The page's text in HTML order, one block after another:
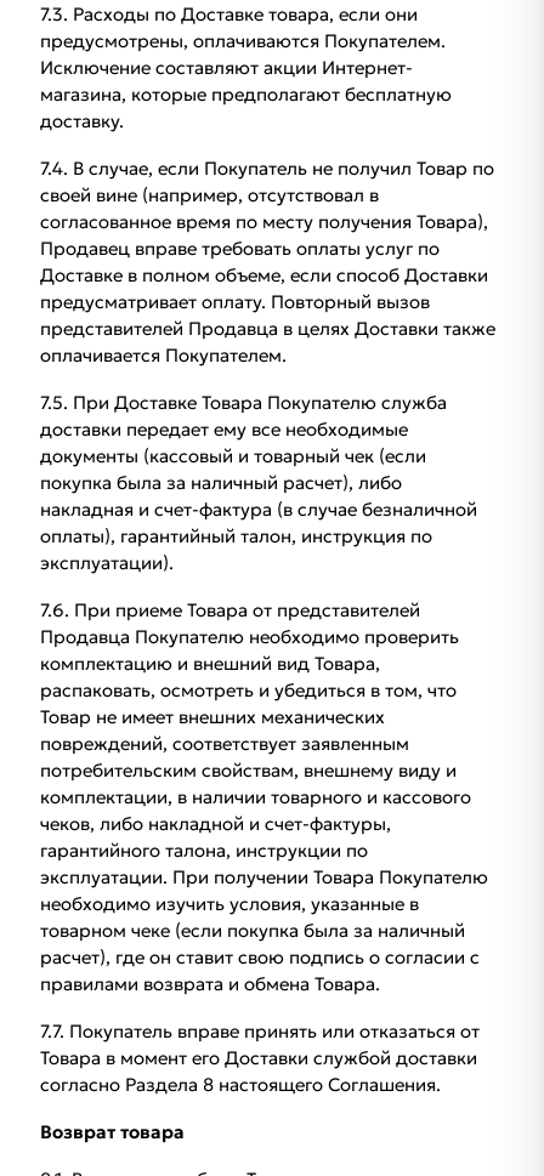
7.3. Расходы по Доставке товара, если они
предусмотрены, оплачиваются Покупателем.
Исключение составляют акции Интернет-
магазина, которые предполагают бесплатную
доставку.
7.4. В случае, если Покупатель не получил Товар по
своей вине (например, отсутствовал в
согласованное время по месту получения Товара),
Продавец вправе требовать оплаты услуг по
Доставке в полном объеме, если способ Доставки
предусматривает оплату. Повторный вызов
представителей Продавца в целях Доставки также
оплачивается Покупателем.
7.5. При Доставке Товара Покупателю служба
доставки передает ему все необходимые
документы (кассовый и товарный чек (если
покупка была за наличный расчет), либо
накладная и счет-фактура (в случае безналичной
оплаты), гарантийный талон, инструкция по
эксплуатации).
7.6. При приеме Товара от представителей
Продавца Покупателю необходимо проверить
комплектацию и внешний вид Товара,
распаковать, осмотреть и убедиться в том, что
Товар не имеет внешних механических
повреждений, соответствует заявленным
потребительским свойствам, внешнему виду и
комплектации, в наличии товарного и кассового
чеков, либо накладной и счет-фактуры,
гарантийного талона, инструкции по
эксплуатации. При получении Товара Покупателю
необходимо изучить условия, указанные в
товарном чеке (если покупка была за наличный
расчет), где он ставит свою подпись о согласии с
правилами возврата и обмена Товара.
7.7. Покупатель вправе принять или отказаться от
Товара в момент его Доставки службой доставки
согласно Раздела 8 настоящего Соглашения.
Возврат товара